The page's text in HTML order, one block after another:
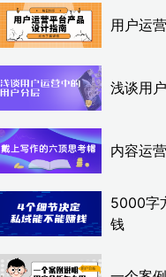
用户运
浅谈用
内容运
5000字
钱